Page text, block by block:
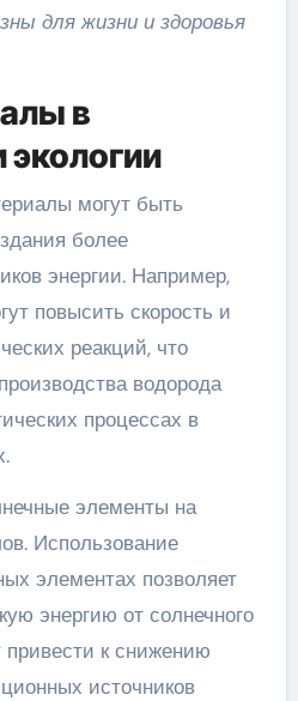
для жизни и здоровья
в
экологии
могут быть
более
энергии. Например,
повысить скорость и
реакций, что
водорода
процессах в
элементы на
Использование
элементах позволяет
энергию от солнечного
привести к снижению
источников